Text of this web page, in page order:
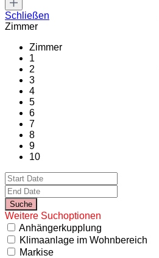
Schließen
Zimmer
Zimmer
1
2
3
4
5
6
7
8
9
10
Weitere Suchoptionen
Anhängerkupplung
Klimaanlage im Wohnbereich
Markise